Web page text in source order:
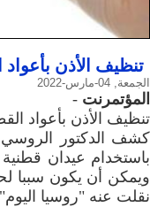
تنظيف الأذن
الجمعة, 04-مارس-2022
المؤتمرنت -
تنظيف الأذن بأعواد
كشف الدكتور الروسي
باستخدام عيدان
ويمكن أن يكون سببا
نقلت عنه "روسيا